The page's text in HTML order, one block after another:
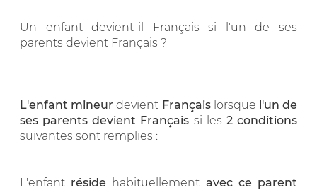
Un enfant devient-il Français si l'un de ses
parents devient Français ?
L'enfant mineur devient Françaislorsque l'un de
ses parents devient Français si les 2 conditions
suivantes sont remplies :
L'enfant réside habituellement avec ce parent